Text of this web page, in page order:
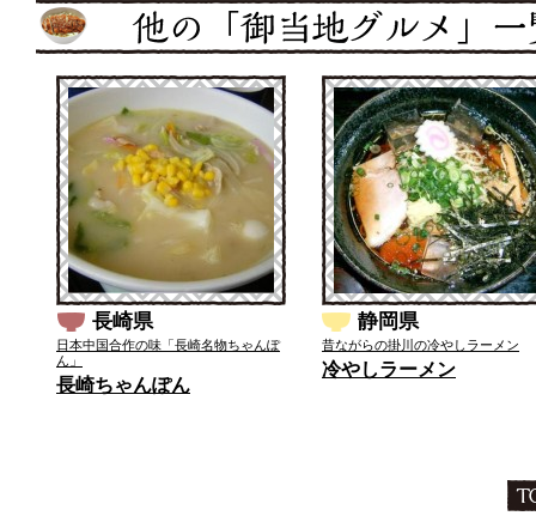
長崎県
日本中国合作の味「長崎名物ちゃんぽ
ん」
長崎ちゃんぽん
静岡県
昔ながらの掛川の冷やしラーメン
冷やしラーメン